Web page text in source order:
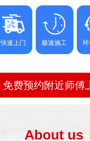
快速上门 极速施工
免费预约附近师傅
About us